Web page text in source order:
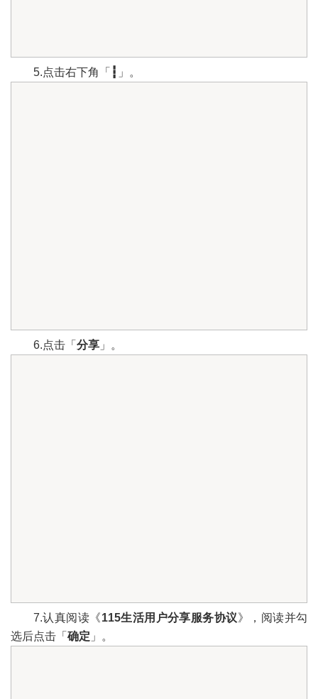
5.点击右下角「 ┇ 」。
6.点击「 分享 」。
7.认真阅读《115生活用户分享服务协议》，阅读并勾
选后点击「 确定 」。